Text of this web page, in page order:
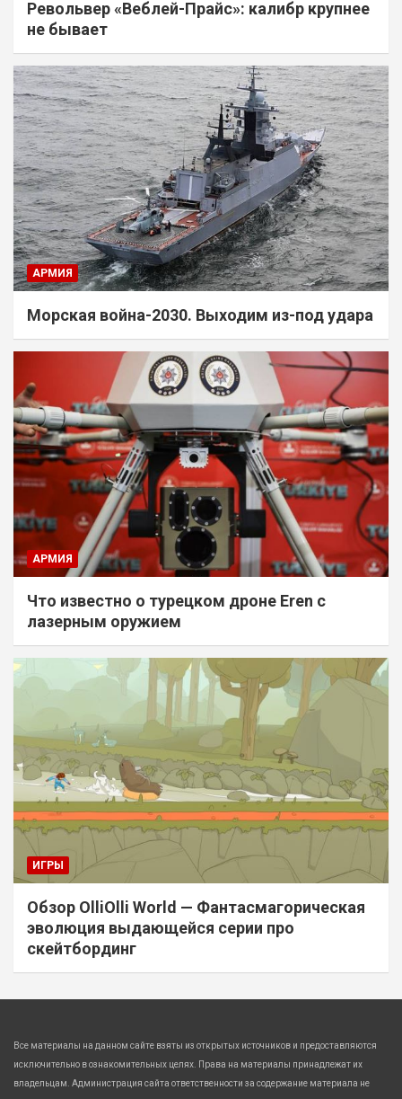
Револьвер «Веблей-Прайс»: калибр крупнее
не бывает
АРМИЯ
Морская война-2030. Выходим из-под удара
АРМИЯ
Что известно о турецком дроне Eren с
лазерным оружием
ИГРЫ
Обзор OlliOlli World — Фантасмагорическая
эволюция выдающейся серии про
скейтбординг
Все материалы на данном сайте взяты из открытых источников и предоставляются
исключительно в ознакомительных целях. Права на материалы принадлежат их
владельцам. Администрация сайта ответственности за содержание материала не